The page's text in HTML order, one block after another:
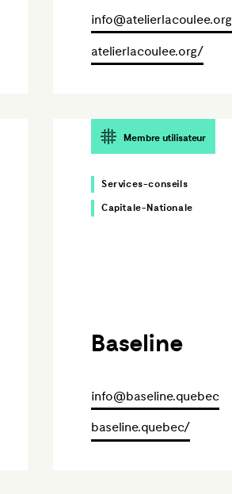
info@atelierlacoulee.org
atelierlacoulee.org/
Membre utilisateur
Services-conseils
Capitale-Nationale
Baseline
info@baseline.quebec
baseline.quebec/